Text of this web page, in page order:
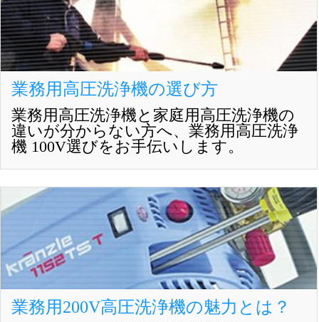
業務用高圧洗浄機の選び方
業務用高圧洗浄機と家庭用高圧洗浄機の
違いが分からない方へ、業務用高圧洗浄
機 100V選びをお手伝いします。
業務用200V高圧洗浄機の魅力とは？